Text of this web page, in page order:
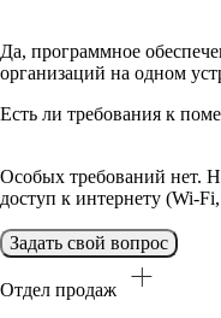
Да, программное
организаций на одном
Есть ли требования к
Особых требований нет.
доступ к интернету (Wi-
Задать свой вопрос
Отдел продаж